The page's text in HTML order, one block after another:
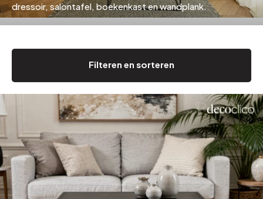
dressoir, salontafel, boekenkast en wandplank.
Filteren en sorteren